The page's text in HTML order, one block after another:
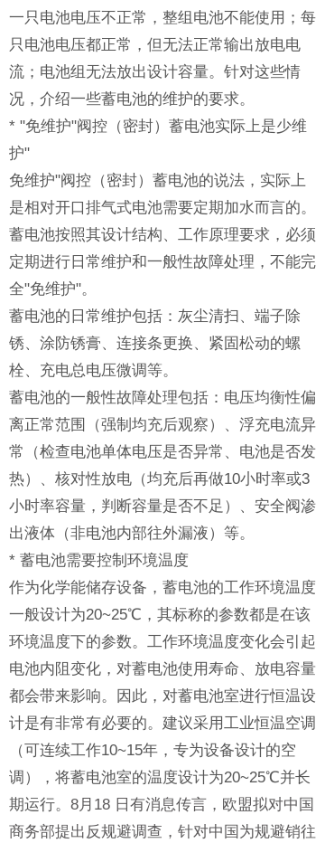
一只电池电压不正常，整组电池不能使用；每
只电池电压都正常，但无法正常输出放电电
流；电池组无法放出设计容量。针对这些情
况，介绍一些蓄电池的维护的要求。
* "免维护"阀控（密封）蓄电池实际上是少维
护"
免维护"阀控（密封）蓄电池的说法，实际上
是相对开口排气式电池需要定期加水而言的。
蓄电池按照其设计结构、工作原理要求，必须
定期进行日常维护和一般性故障处理，不能完
全"免维护"。
蓄电池的日常维护包括：灰尘清扫、端子除
锈、涂防锈膏、连接条更换、紧固松动的螺
栓、充电总电压微调等。
蓄电池的一般性故障处理包括：电压均衡性偏
离正常范围（强制均充后观察）、浮充电流异
常（检查电池单体电压是否异常、电池是否发
热）、核对性放电（均充后再做10小时率或3
小时率容量，判断容量是否不足）、安全阀渗
出液体（非电池内部往外漏液）等。
* 蓄电池需要控制环境温度
作为化学能储存设备，蓄电池的工作环境温度
一般设计为20~25℃，其标称的参数都是在该
环境温度下的参数。工作环境温度变化会引起
电池内阻变化，对蓄电池使用寿命、放电容量
都会带来影响。因此，对蓄电池室进行恒温设
计是有非常有必要的。建议采用工业恒温空调
（可连续工作10~15年，专为设备设计的空
调），将蓄电池室的温度设计为20~25℃并长
期运行。 8月18 日有消息传言，欧盟拟对中国
商务部提出反规避调查，针对中国为规避销往